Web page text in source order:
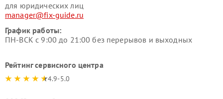
для юридических лиц
manager@fix-guide.ru
График работы:
ПН-ВСК с 9:00 до 21:00 без перерывов и выходных
Рейтинг сервисного центра
4.9-5.0